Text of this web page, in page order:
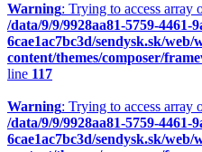
Warning: Trying to access array
/data/9/9/9928aa81-5759-4461-
6cae1ac7bc3d/sendysk.sk/web/
content/themes/composer/
line 117
Warning: Trying to access array
/data/9/9/9928aa81-5759-4461-
6cae1ac7bc3d/sendysk.sk/web/